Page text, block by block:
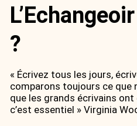
?​
« Écrivez tous les jours,
comparons toujours ce que
que les grands écrivains
c’est essentiel » Virginia